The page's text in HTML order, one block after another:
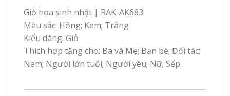
Giỏ hoa sinh nhật | RAK-AK683
Màu sắc: Hồng; Kem; Trắng
Kiểu dáng: Giỏ
Thích hợp tặng cho: Ba và Mẹ; Bạn bè; Đối tác;
Nam; Người lớn tuổi; Người yêu; Nữ; Sếp